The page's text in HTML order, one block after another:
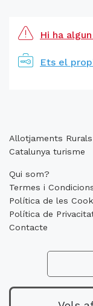
Hi ha
Ets el
Allotjaments Rurals
Catalunya turisme
Qui som?
Termes i
Política de les
Política de
Contacte